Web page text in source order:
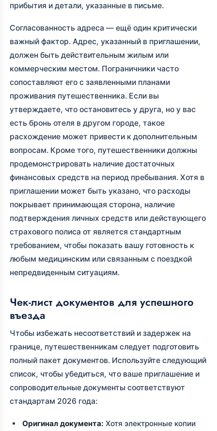
прибытия и детали, указанные в письме.
Согласованность адреса — ещё один критически
важный фактор. Адрес, указанный в приглашении,
должен быть действительным жилым или
коммерческим местом. Пограничники часто
сопоставляют его с заявленными планами
проживания путешественника. Если вы
утверждаете, что остановитесь у друга, но у вас
есть бронь отеля в другом городе, такое
расхождение может привести к дополнительным
вопросам. Кроме того, путешественники должны
продемонстрировать наличие достаточных
финансовых средств на период пребывания. Хотя в
приглашении может быть указано, что расходы
покрывает принимающая сторона, наличие
подтверждения личных средств или действующего
страхового полиса от является стандартным
требованием, чтобы показать вашу готовность к
любым медицинским или связанным с поездкой
непредвиденным ситуациям.
Чек-лист документов для успешного
въезда
Чтобы избежать несоответствий и задержек на
границе, путешественникам следует подготовить
полный пакет документов. Используйте следующий
список, чтобы убедиться, что ваше приглашение и
сопроводительные документы соответствуют
стандартам 2026 года:
Оригинал документа: Хотя электронные копии